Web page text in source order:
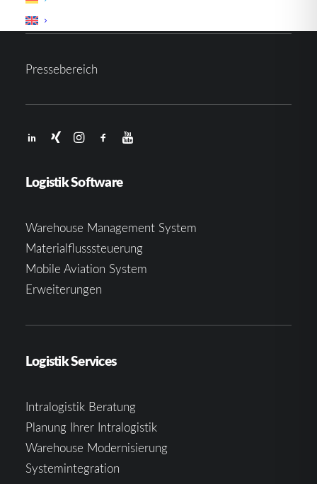
Pressebereich
Logistik Software
Warehouse Management System
Materialflusssteuerung
Mobile Aviation System
Erweiterungen
Logistik Services
Intralogistik Beratung
Planung Ihrer Intralogistik
Warehouse Modernisierung
Systemintegration